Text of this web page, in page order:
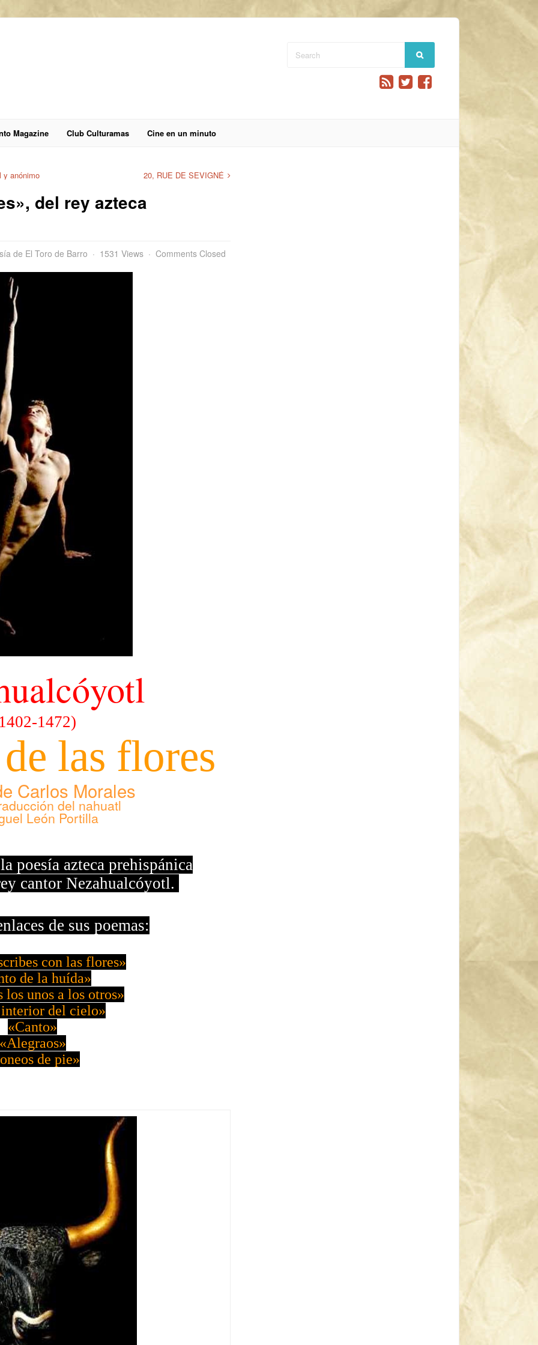
Magazine Club Culturamas Cine en un minuto
y anónimo 20, RUE DE SEVIGNÉ
del rey azteca
de El Toro de Barro 1531 Views Comments Closed
1472)
las flores
Carlos Morales
del nahuatl
León Portilla
poesía azteca prehispánica
cantor Nezahualcóyotl.
de sus poemas:
con las flores»
de la huída»
los unos a los otros»
del cielo»
«Canto»
de pie»